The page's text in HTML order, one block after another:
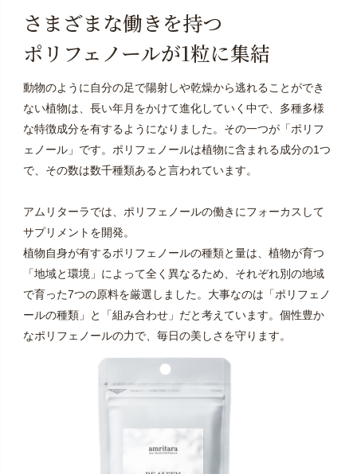
さまざまな働きを持つ
ポリフェノールが1粒に集結
動物のように自分の足で陽射しや乾燥から逃れることができ
ない植物は、長い年月をかけて進化していく中で、多種多様
な特徴成分を有するようになりました。その一つが「ポリフ
ェノール」です。ポリフェノールは植物に含まれる成分の1つ
で、その数は数千種類あると言われています。
アムリターラでは、ポリフェノールの働きにフォーカスして
サプリメントを開発。
植物自身が有するポリフェノールの種類と量は、植物が育つ
「地域と環境」によって全く異なるため、それぞれ別の地域
で育った7つの原料を厳選しました。大事なのは「ポリフェノ
ールの種類」と「組み合わせ」だと考えています。個性豊か
なポリフェノールの力で、毎日の美しさを守ります。